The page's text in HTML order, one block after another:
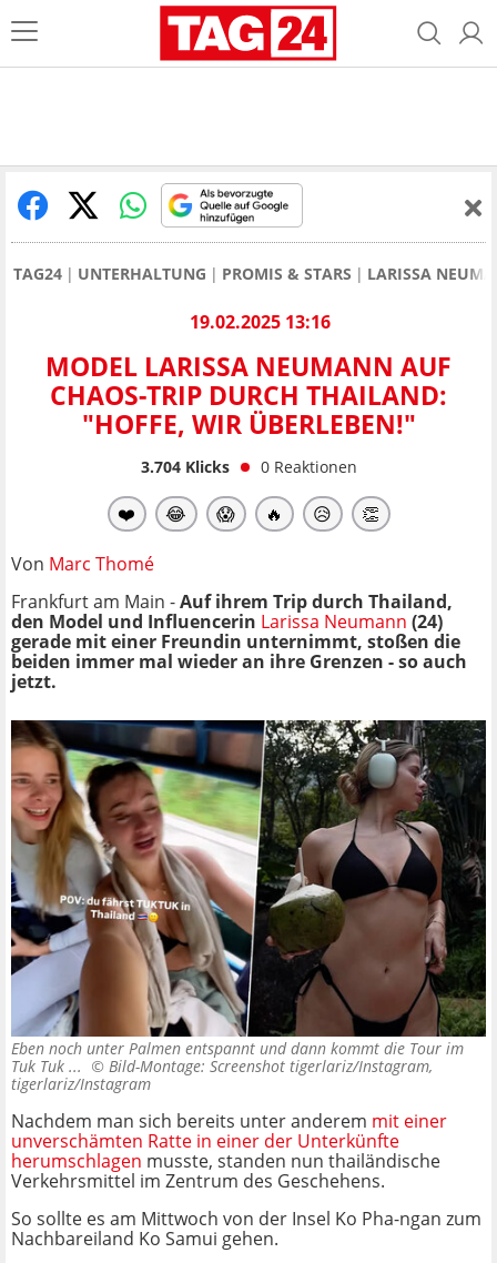
TAG24 UNTERHALTUNG PROMIS & STARS LARISSA
19.02.2025 13:16
MODEL LARISSA NEUMANN AUF
CHAOS-TRIP DURCH THAILAND:
"HOFFE, WIR ÜBERLEBEN!"
3.704Klicks 0 Reaktionen
❤️ 😂 😱 🔥 😥 👏
Von Marc Thomé
Frankfurt am Main -Auf ihrem Trip durch Thailand,
den Model und Influencerin Larissa Neumann (24)
gerade mit einer Freundin unternimmt, stoßen die
beiden immer mal wieder an ihre Grenzen - so auch
jetzt.
Eben noch unter Palmen entspannt und dann kommt die Tour im
Tuk Tuk ... © Bild-Montage: Screenshot tigerlariz/Instagram,
tigerlariz/Instagram
Nachdem man sich bereits unter anderem mit einer
unverschämten Ratte in einer der Unterkünfte
herumschlagen musste, standen nun thailändische
Verkehrsmittel im Zentrum des Geschehens.
So sollte es am Mittwoch von der Insel Ko Pha-ngan zum
Nachbareiland Ko Samui gehen.